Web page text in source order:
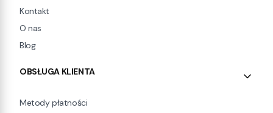
Kontakt
O nas
Blog
OBSŁUGA KLIENTA
Metody płatności